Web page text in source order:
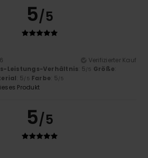
5/5
Verifizierter Kauf
Leistungs-Verhältnis: 5 /5 Größe:
: 5 /5 Farbe: 5 /5
Produkt
5/5